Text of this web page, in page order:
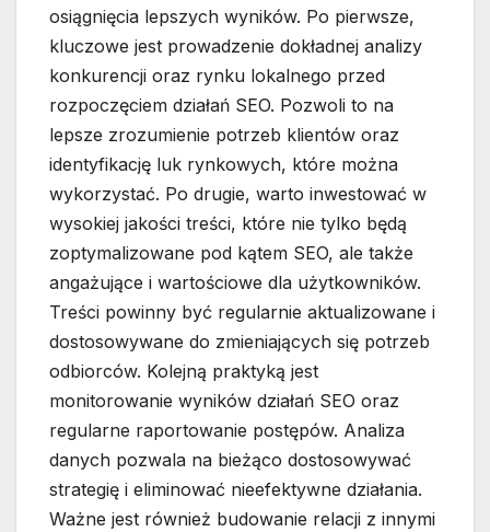
osiągnięcia lepszych wyników. Po pierwsze,
kluczowe jest prowadzenie dokładnej analizy
konkurencji oraz rynku lokalnego przed
rozpoczęciem działań SEO. Pozwoli to na
lepsze zrozumienie potrzeb klientów oraz
identyfikację luk rynkowych, które można
wykorzystać. Po drugie, warto inwestować w
wysokiej jakości treści, które nie tylko będą
zoptymalizowane pod kątem SEO, ale także
angażujące i wartościowe dla użytkowników.
Treści powinny być regularnie aktualizowane i
dostosowywane do zmieniających się potrzeb
odbiorców. Kolejną praktyką jest
monitorowanie wyników działań SEO oraz
regularne raportowanie postępów. Analiza
danych pozwala na bieżąco dostosowywać
strategię i eliminować nieefektywne działania.
Ważne jest również budowanie relacji z innymi